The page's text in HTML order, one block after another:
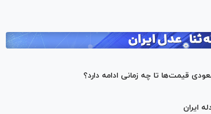
قیمت‌ها تا چه زمانی ادامه دارد؟